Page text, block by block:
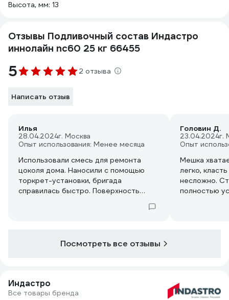
Высота, мм: 13
Отзывы Подливочный состав Индастро
иннолайн nc60 25 кг 66455
5 2 отзыва
Написать отзыв
Илья
28.04.2024г. Москва
Опыт использования: Менее месяца
Использовали смесь для ремонта
цоколя дома. Наносили с помощью
торкрет-установки, бригада
справилась быстро. Поверхность
Головин Д.
23.04.2024г.
Опыт
Мешка
легко,
несложно.
полностью
Посмотреть все отзывы
Индастро
Все товары бренда